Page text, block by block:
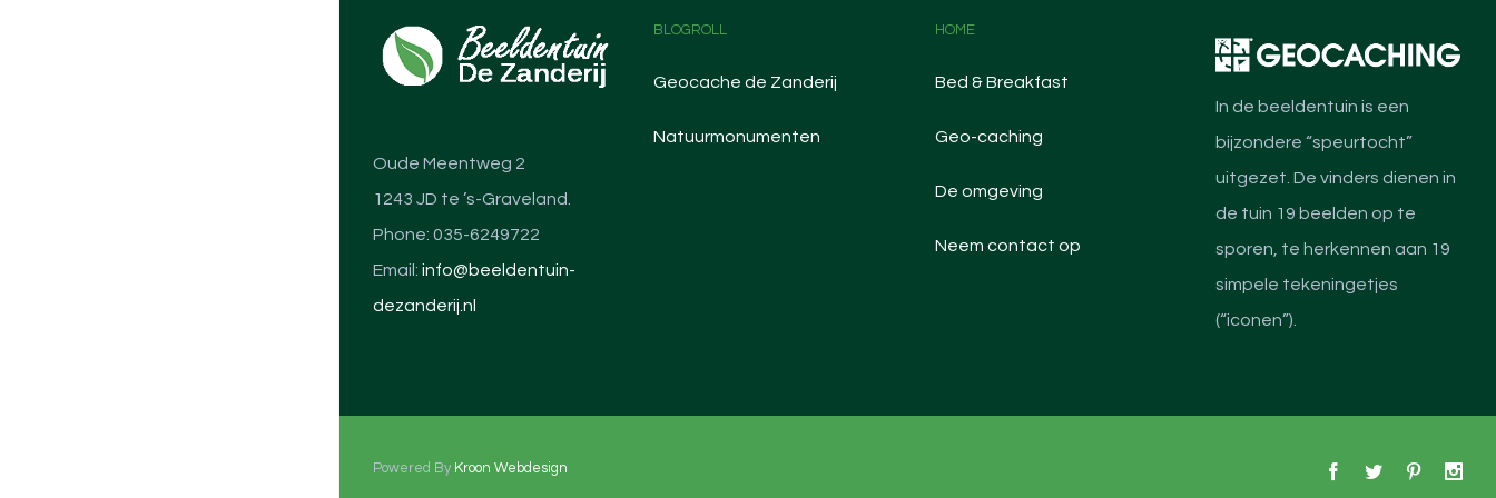
Oude Meentweg 2
1243 JD te ’s-Graveland.
Phone: 035-6249722
Email: info@beeldentuin-
dezanderij.nl
BLOGROLL
Geocache de Zanderij
Natuurmonumenten
HOME
Bed & Breakfast
Geo-caching
De omgeving
Neem contact op
In de beeldentuin is een
bijzondere “speurtocht”
uitgezet. De vinders dienen in
de tuin 19 beelden op te
sporen, te herkennen aan 19
simpele tekeningetjes
(“iconen”).
Powered By Kroon Webdesign